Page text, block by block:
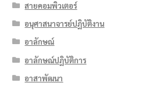
สายคอมพิวเตอร์
อนุศาสนาจารย์ปฏิบัติงาน
อาลักษณ์
อาลักษณ์ปฏิบัติการ
อาสาพัฒนา